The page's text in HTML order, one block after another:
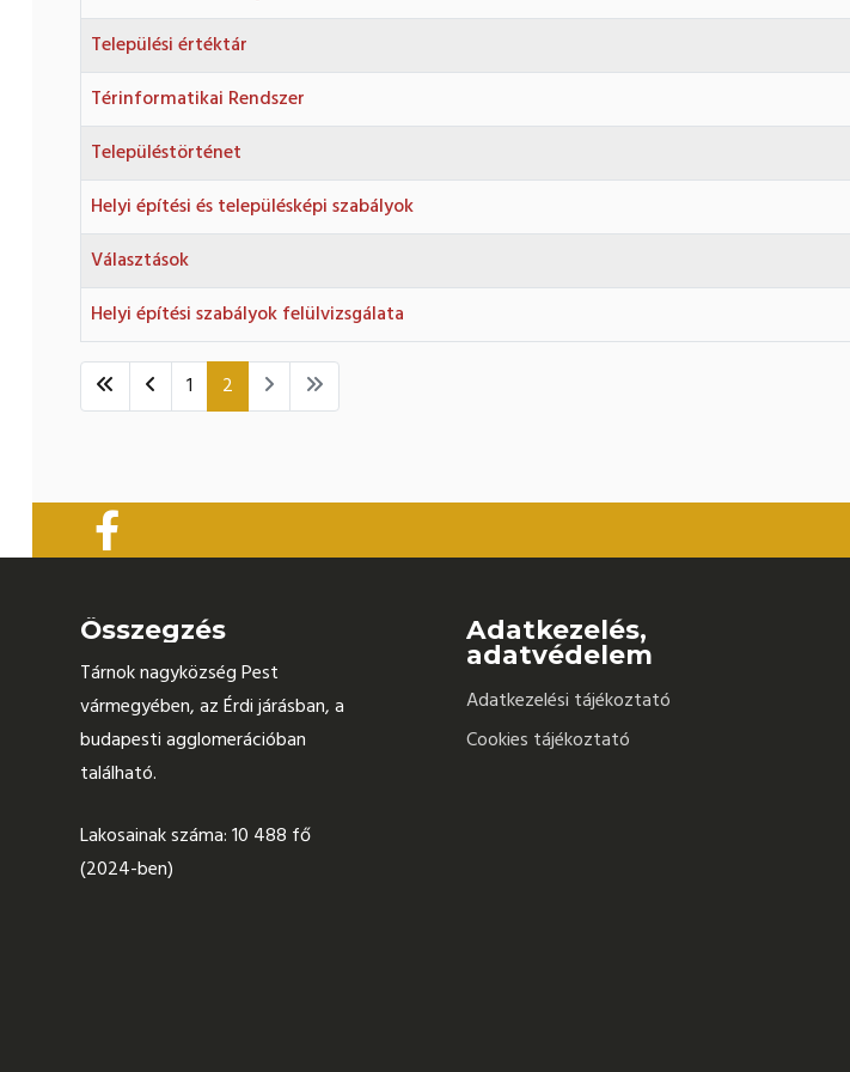
Települési értéktár
Térinformatikai Rendszer
Településtörténet
Helyi építési és településképi szabályok
Választások
Helyi építési szabályok felülvizsgálata
1 2
Összegzés
Tárnok nagyközség Pest
vármegyében, az Érdi járásban, a
budapesti agglomerációban
található.
Lakosainak száma: 10 488 fő
(2024-ben)
Adatkezelés,
adatvédelem
Adatkezelési tájékoztató
Cookies tájékoztató